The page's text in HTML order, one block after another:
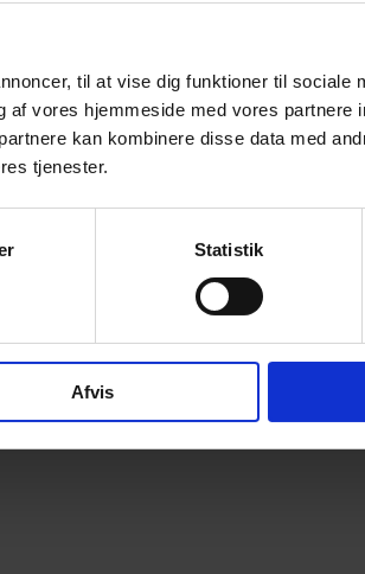
til at vise dig funktioner til sociale
vores hjemmeside med vores partnere
kan kombinere disse data med
tjenester.
Statistik
Afvis